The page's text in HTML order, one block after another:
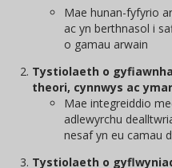
Mae hunan-fyfyrio
ac yn berthnasol i
o gamau arwain
Tystiolaeth o
theori, cynnwys ac
Mae integreiddio
adlewyrchu
nesaf yn eu camau
Tystiolaeth o